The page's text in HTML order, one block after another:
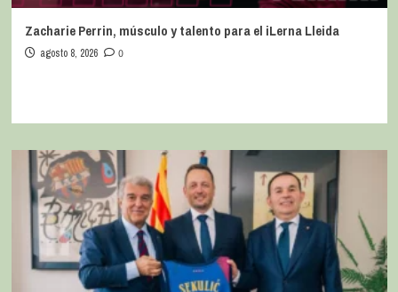
Zacharie Perrin, músculo y talento para el iLerna Lleida
agosto 8, 2026 0